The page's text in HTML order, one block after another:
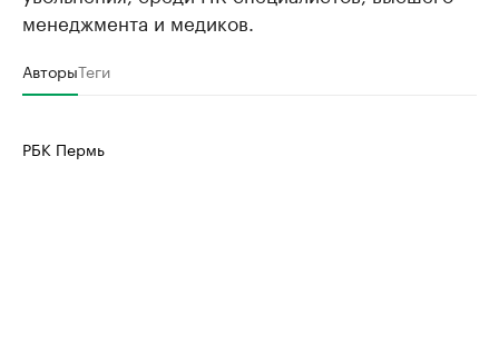
менеджмента и медиков.
АвторыТеги
РБК Пермь